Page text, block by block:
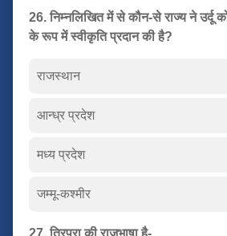
26. निम्नलिखित में से कौन-से राज्य ने उर्दू
के रूप में स्वीकृति प्रदान की है?
राजस्थान
आन्ध्र प्रदेश
मध्य प्रदेश
जम्मू-कश्मीर
27. त्रिपुरा की राजभाषा है-